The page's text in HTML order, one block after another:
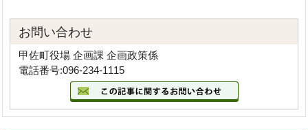
お問い合わせ
甲佐町役場 企画課 企画政策係
電話番号:096-234-1115